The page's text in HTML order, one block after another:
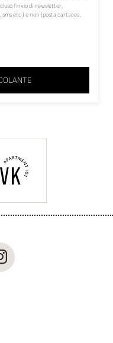
l’invio di newsletter,
etc.) e non (posta cartacea,